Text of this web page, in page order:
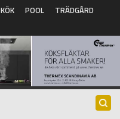
KÖK POOL
TRÄDGÅRD